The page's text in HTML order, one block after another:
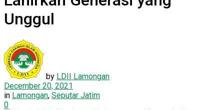
Unggul
by LDII Lamongan
December 20, 2021
in Lamongan, Seputar Jatim
0